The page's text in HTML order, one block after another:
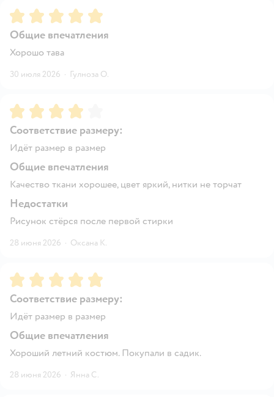
Рейтинг:5
Общие впечатления
Хорошо тава
30 июля 2026 · Гулноза О.
Рейтинг:4
Соответствие размеру:
Идёт размер в размер
Общие впечатления
Качество ткани хорошее, цвет яркий, нитки не торчат
Недостатки
Рисунок стёрся после первой стирки
28 июня 2026 · Оксана К.
Рейтинг:5
Соответствие размеру:
Идёт размер в размер
Общие впечатления
Хороший летний костюм. Покупали в садик.
28 июня 2026 · Янна С.